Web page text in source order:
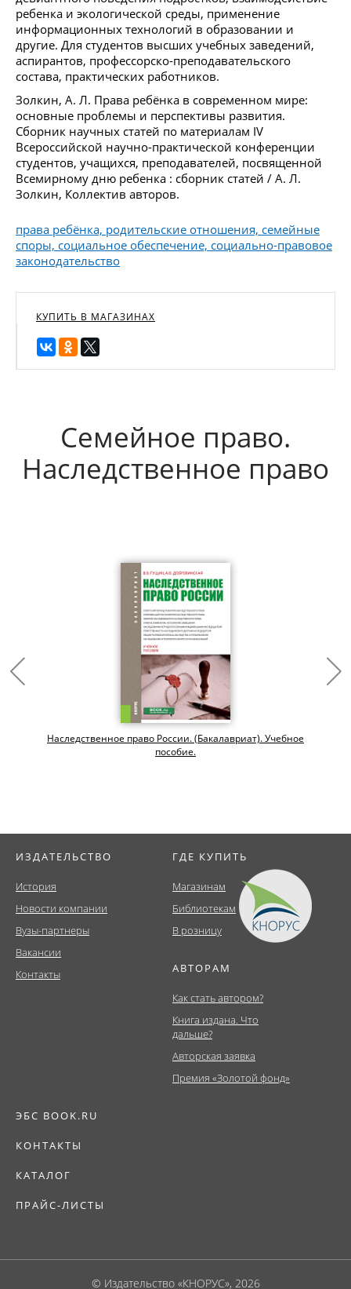
ребенка и экологической среды, применение
информационных технологий в образовании и
другие. Для студентов высших учебных заведений,
аспирантов, профессорско-преподавательского
состава, практических работников.
Золкин, А. Л. Права ребёнка в современном мире:
основные проблемы и перспективы развития.
Сборник научных статей по материалам IV
Всероссийской научно-практической конференции
студентов, учащихся, преподавателей, посвященной
Всемирному дню ребенка : сборник статей / А. Л.
Золкин, Коллектив авторов.
права ребёнка, родительские отношения, семейные
споры, социальное обеспечение, социально-правовое
законодательство
КУПИТЬ В МАГАЗИНАХ
Семейное право.
Наследственное право
Наследственное право России. (Бакалавриат). Учебное
пособие.
ИЗДАТЕЛЬСТВО
История
Новости компании
Вузы-партнеры
Вакансии
Контакты
ГДЕ КУПИТЬ
Магазинам
Библиотекам
В розницу
АВТОРАМ
Как стать автором?
Книга издана. Что
дальше?
Авторская заявка
Премия «Золотой фонд»
ЭБС BOOK.RU
КОНТАКТЫ
КАТАЛОГ
ПРАЙС-ЛИСТЫ
© Издательство «КНОРУС», 2026